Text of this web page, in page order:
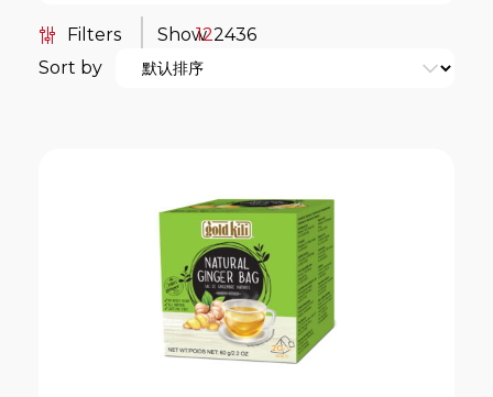
Filters
Duo-Brew Coffee Series
Kopi-O 袋泡式研磨黑咖啡系列
亚洲风味茶袋系列
传统 Kopi-O 袋泡式研磨黑咖啡系
南洋风味传统 Kopi 系列
即溶全谷燕麦片系列
Show
122436
Sort by